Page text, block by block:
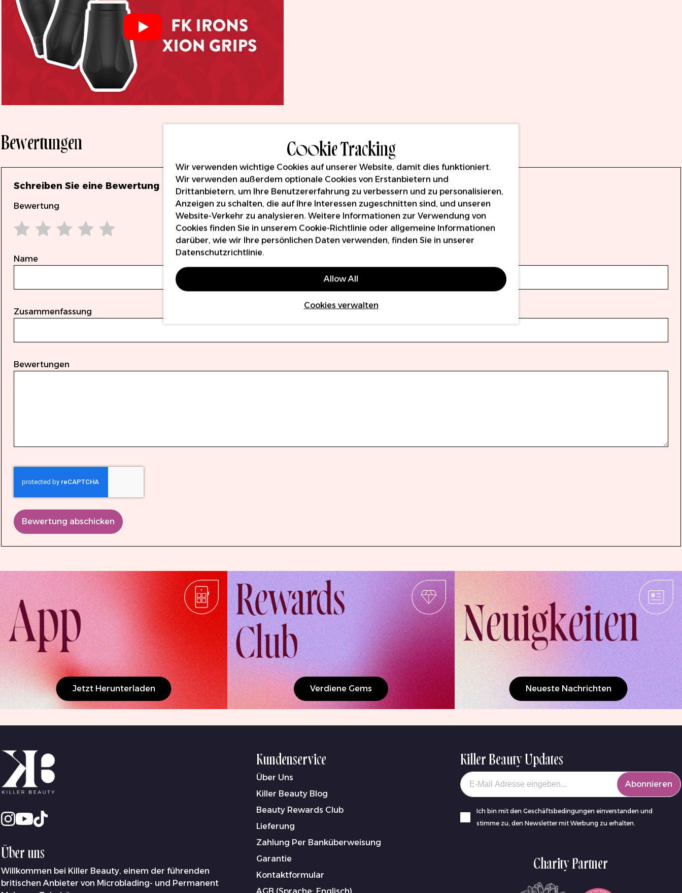
Bewertungen
Schreiben Sie eine Bewertung
Bewertung
Name
Zusammenfassung
Bewertungen
Bewertung abschicken
Jetzt Herunterladen Verdiene Gems Neueste Nachrichten
Über uns
Willkommen bei Killer Beauty, einem der führenden
britischen Anbieter von Microblading- und Permanent
Kundenservice
Über Uns
Killer Beauty Blog
Beauty Rewards Club
Lieferung
Zahlung Per Banküberweisung
Garantie
Kontaktformular
Killer Beauty Updates
Your email
Abonnieren
Ich bin mit den Geschäftsbedingungen einverstanden und
stimme zu, den Newsletter mit Werbung zu erhalten.
Charity Partner
Cookie Tracking
Wir verwenden wichtige Cookies auf unserer Website, damit dies funktioniert.
Wir verwenden außerdem optionale Cookies von Erstanbietern und
Drittanbietern, um Ihre Benutzererfahrung zu verbessern und zu personalisieren,
Anzeigen zu schalten, die auf Ihre Interessen zugeschnitten sind, und unseren
Website-Verkehr zu analysieren. Weitere Informationen zur Verwendung von
Cookies finden Sie in unserem Cookie-Richtlinie oder allgemeine Informationen
darüber, wie wir Ihre persönlichen Daten verwenden, finden Sie in unserer
Datenschutzrichtlinie.
Allow All
Cookies verwalten